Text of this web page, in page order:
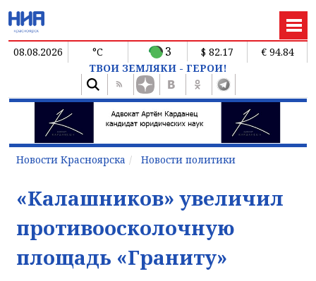
08.08.2026 °C 3 $ 82.17
€ 94.84
ТВОИ ЗЕМЛЯКИ - ГЕРОИ!
Новости Красноярска Новости политики
«Калашников» увеличил
противоосколочную
площадь «Граниту»